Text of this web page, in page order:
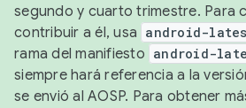
segundo y cuarto trimestre. Para
contribuir a él, usa android-
rama del manifiesto android-
siempre hará referencia a la
se envió al AOSP. Para obtener